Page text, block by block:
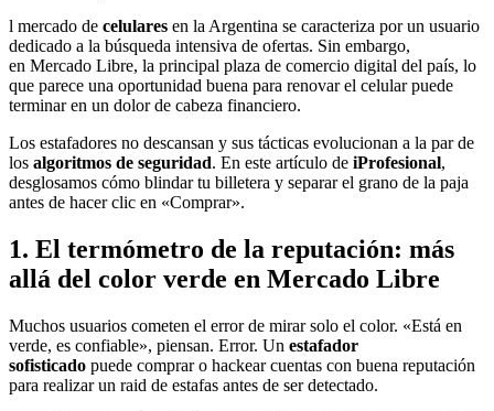
l mercado de celulares en la Argentina se caracteriza por un usuario
dedicado a la búsqueda intensiva de ofertas. Sin embargo,
en Mercado Libre, la principal plaza de comercio digital del país, lo
que parece una oportunidad buena para renovar el celular puede
terminar en un dolor de cabeza financiero.
Los estafadores no descansan y sus tácticas evolucionan a la par de
los algoritmos de seguridad. En este artículo de iProfesional,
desglosamos cómo blindar tu billetera y separar el grano de la paja
antes de hacer clic en «Comprar».
1. El termómetro de la reputación: más
allá del color verde en Mercado Libre
Muchos usuarios cometen el error de mirar solo el color. «Está en
verde, es confiable», piensan. Error. Un estafador
sofisticado puede comprar o hackear cuentas con buena reputación
para realizar un raid de estafas antes de ser detectado.